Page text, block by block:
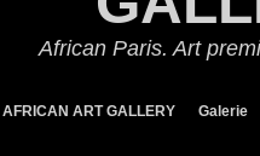
African Paris. Art
ART GALLERY Galerie